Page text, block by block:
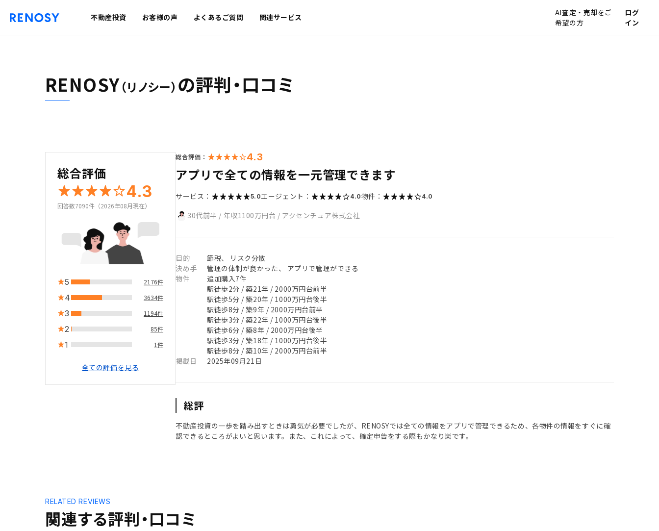
不動産投資 お客様の声 よくあるご質問 関連サービス
AI査定・売却をご
希望の方
ログ
イン
RENOSY（リノシー） の評判・口コミ
総合評価
4.3
回答数7090件（2026年08月現在）
5 2176件
4 3634件
3 1194件
2 85件
1 1件
全ての評価を見る
総合評価： 4.3
アプリで全ての情報を一元管理できます
サービス： 5.0エージェント： 4.0物件： 4.0
30代前半 / 年収1100万円台 / アクセンチュア株式会社
目的
節税、 リスク分散
決め手
管理の体制が良かった、 アプリで管理ができる
物件
追加購入7件
駅徒歩2分 / 築21年 / 2000万円台前半
駅徒歩5分 / 築20年 / 1000万円台後半
駅徒歩8分 / 築9年 / 2000万円台前半
駅徒歩3分 / 築22年 / 1000万円台後半
駅徒歩6分 / 築8年 / 2000万円台後半
駅徒歩3分 / 築18年 / 1000万円台後半
駅徒歩8分 / 築10年 / 2000万円台前半
掲載日
2025年09月21日
総評
不動産投資の一歩を踏み出すときは勇気が必要でしたが、RENOSYでは全ての情報をアプリで管理できるため、各物件の情報をすぐに確
認できるところがよいと思います。また、これによって、確定申告をする際もかなり楽です。
関連する評判・口コミ
RELATED REVIEWS